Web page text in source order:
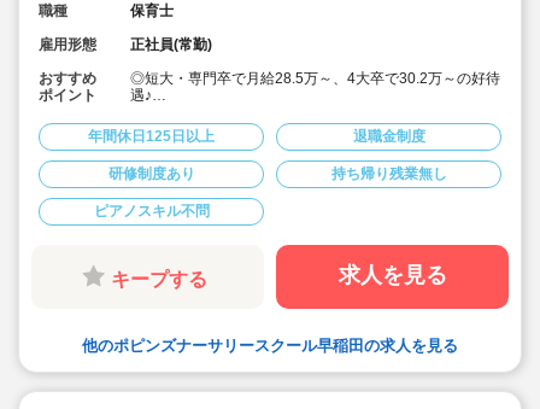
職種
保育士
雇用形態
正社員(常勤)
おすすめ
ポイント
◎短大・専門卒で月給28.5万～、4大卒で30.2万～の好待
遇♪
のお子様の個性を伸ばすことを大切にされております。
◎週休2日制、年間休日125日とプライベートとも両立し
やすい♪
◎宿舎借上げ制度利用あります。
（社宅は火災保険料と引っ越し代以外はすべて法人様が
初期費用を負担）
◎連絡帳は全てタブレットで記載します
◎月の残業時間平均7時間以内。（残業代支給）持ち帰り
◎長期休暇も取得可能
◎福利厚生面、研修等も充実しており安心してご勤務頂
す！
年間休日125日以上 退職金制度
研修制度あり 持ち帰り残業無し
ピアノスキル不問
キープする 求人を見る
他のポピンズナーサリースクール早稲田の求人を見る